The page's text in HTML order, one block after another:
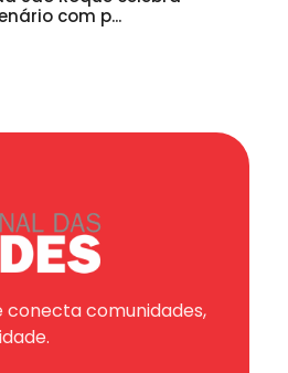
com p...
conecta comunidades,